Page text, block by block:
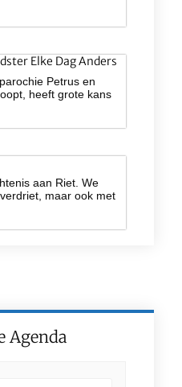
Elke Dag Anders
Petrus en
heeft grote kans
aan Riet. We
maar ook met
Agenda